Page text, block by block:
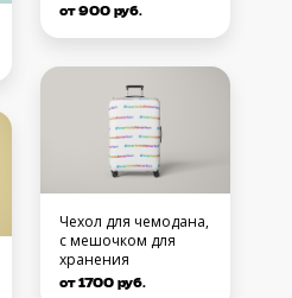
от 900 руб.
Чехол для чемодана,
с мешочком для
хранения
от 1700 руб.